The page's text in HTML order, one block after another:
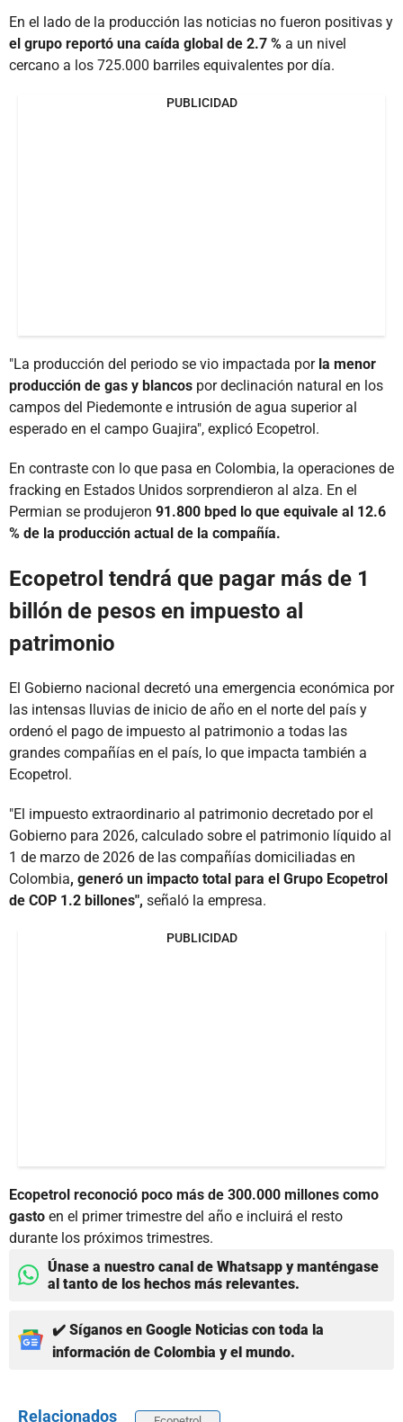
En el lado de la producción las noticias no fueron positivas y
el grupo reportó una caída global de 2.7 % a un nivel
cercano a los 725.000 barriles equivalentes por día.
PUBLICIDAD
"La producción del periodo se vio impactada por la menor
producción de gas y blancos por declinación natural en los
campos del Piedemonte e intrusión de agua superior al
esperado en el campo Guajira", explicó Ecopetrol.
En contraste con lo que pasa en Colombia, la operaciones de
fracking en Estados Unidos sorprendieron al alza. En el
Permian se produjeron 91.800 bped lo que equivale al 12.6
% de la producción actual de la compañía.
Ecopetrol tendrá que pagar más de 1
billón de pesos en impuesto al
patrimonio
El Gobierno nacional decretó una emergencia económica por
las intensas lluvias de inicio de año en el norte del país y
ordenó el pago de impuesto al patrimonio a todas las
grandes compañías en el país, lo que impacta también a
Ecopetrol.
"El impuesto extraordinario al patrimonio decretado por el
Gobierno para 2026, calculado sobre el patrimonio líquido al
1 de marzo de 2026 de las compañías domiciliadas en
Colombia, generó un impacto total para el Grupo Ecopetrol
de COP 1.2 billones", señaló la empresa.
PUBLICIDAD
Ecopetrol reconoció poco más de 300.000 millones como
gasto en el primer trimestre del año e incluirá el resto
durante los próximos trimestres.
Únase a nuestro canal de Whatsapp y manténgase
al tanto de los hechos más relevantes.
✔️ Síganos en Google Noticias con toda la
información de Colombia y el mundo.
Relacionados